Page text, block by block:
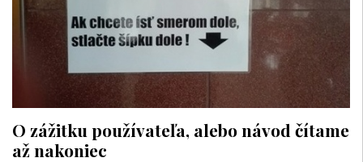
O zážitku používateľa, alebo návod čítame
až nakoniec